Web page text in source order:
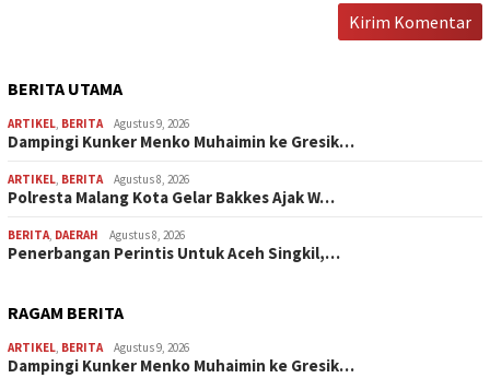
BERITA UTAMA
ARTIKEL, BERITA Agustus 9, 2026
Dampingi Kunker Menko Muhaimin ke Gresik…
ARTIKEL, BERITA Agustus 8, 2026
Polresta Malang Kota Gelar Bakkes Ajak W…
BERITA, DAERAH Agustus 8, 2026
Penerbangan Perintis Untuk Aceh Singkil,…
RAGAM BERITA
ARTIKEL, BERITA Agustus 9, 2026
Dampingi Kunker Menko Muhaimin ke Gresik…